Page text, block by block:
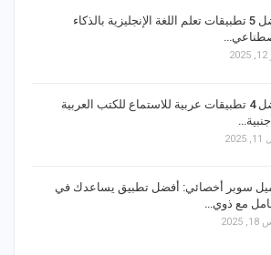
أفضل 5 تطبيقات تعلم اللغة الإنجليزية بالذكاء
أفضل 4 تطبيقات عربية للاستماع للكتب العربية
سوبر أخصائي: أفضل تطبيق يساعدك في
مع ذوي…